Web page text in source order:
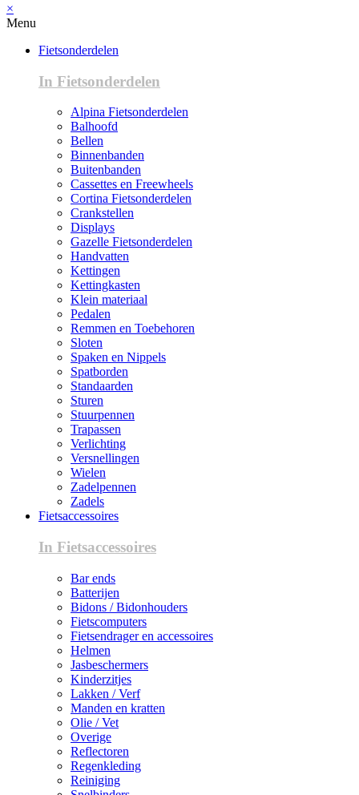
×
Menu
Fietsonderdelen
In Fietsonderdelen
Alpina Fietsonderdelen
Balhoofd
Bellen
Binnenbanden
Buitenbanden
Cassettes en Freewheels
Cortina Fietsonderdelen
Crankstellen
Displays
Gazelle Fietsonderdelen
Handvatten
Kettingen
Kettingkasten
Klein materiaal
Pedalen
Remmen en Toebehoren
Sloten
Spaken en Nippels
Spatborden
Standaarden
Sturen
Stuurpennen
Trapassen
Verlichting
Versnellingen
Wielen
Zadelpennen
Zadels
Fietsaccessoires
In Fietsaccessoires
Bar ends
Batterijen
Bidons / Bidonhouders
Fietscomputers
Fietsendrager en accessoires
Helmen
Jasbeschermers
Kinderzitjes
Lakken / Verf
Manden en kratten
Olie / Vet
Overige
Reflectoren
Regenkleding
Reiniging